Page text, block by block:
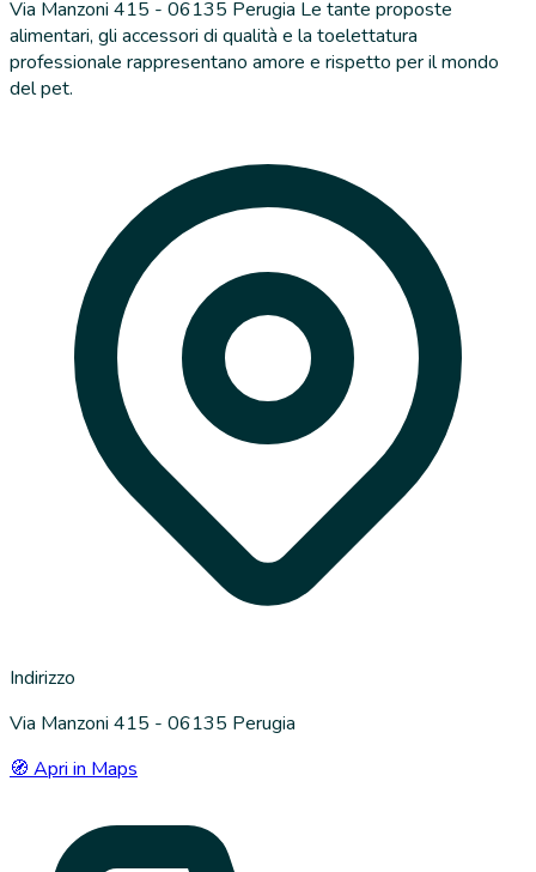
Via Manzoni 415 - 06135 Perugia Le tante proposte
alimentari, gli accessori di qualità e la toelettatura
professionale rappresentano amore e rispetto per il mondo
del pet.
Indirizzo
Via Manzoni 415 - 06135 Perugia
🧭 Apri in Maps